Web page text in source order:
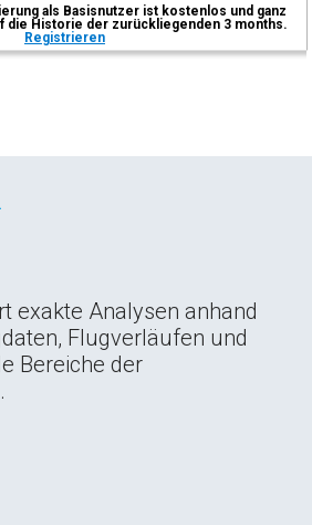
als Basisnutzer ist kostenlos und ganz
die Historie der zurückliegenden 3 months.
Registrieren
exakte Analysen anhand
Flugverläufen und
Bereiche der